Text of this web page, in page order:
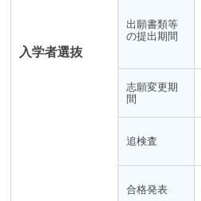
入学者選抜
出願書類等
の提出期間
志願変更期
間
追検査
合格発表